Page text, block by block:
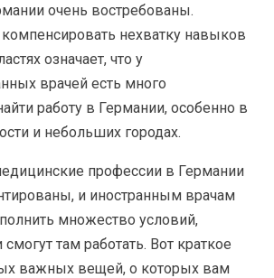
очень востребованы.
нехватку навыков
означает, что у
врачей есть много
работу в Германии, особенно в
и небольших городах.
профессии в Германии
и иностранным врачам
множество условий,
там работать. Вот краткое
важных вещей, о которых вам